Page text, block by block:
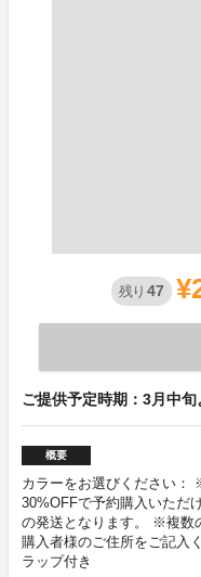
残り 47
ご提供予定時期：3月中
概要
カラーをお選びください：
30%OFFで予約購入いただ
の発送となります。 ※複数
購入者様のご住所をご記入
ラップ付き